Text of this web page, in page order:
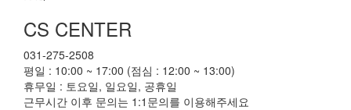
CS CENTER
031-275-2508
평일 : 10:00 ~ 17:00 (점심 : 12:00 ~ 13:00)
휴무일 : 토요일, 일요일, 공휴일
근무시간 이후 문의는 1:1문의를 이용해주세요